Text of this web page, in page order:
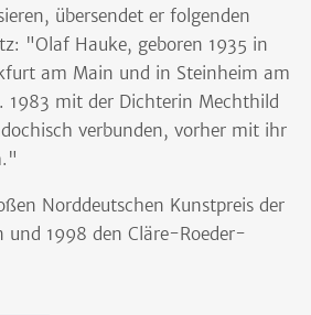
übersendet er folgenden
"Olaf Hauke, geboren 1935 in
am Main und in Steinheim am
1983 mit der Dichterin Mechthild
verbunden, vorher mit ihr
Norddeutschen Kunstpreis der
und 1998 den Cläre-Roeder-